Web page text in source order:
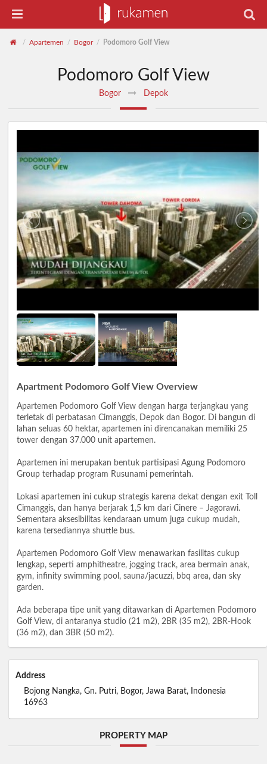
/ Apartemen / Bogor / Podomoro Golf View
Podomoro Golf View
Bogor Depok
Apartment Podomoro Golf View Overview
Apartemen Podomoro Golf View dengan harga terjangkau yang
terletak di perbatasan Cimanggis, Depok dan Bogor. Di bangun di
lahan seluas 60 hektar, apartemen ini direncanakan memiliki 25
tower dengan 37.000 unit apartemen.
Apartemen ini merupakan bentuk partisipasi Agung Podomoro
Group terhadap program Rusunami pemerintah.
Lokasi apartemen ini cukup strategis karena dekat dengan exit Toll
Cimanggis, dan hanya berjarak 1,5 km dari Cinere – Jagorawi.
Sementara aksesibilitas kendaraan umum juga cukup mudah,
karena tersediannya shuttle bus.
Apartemen Podomoro Golf View menawarkan fasilitas cukup
lengkap, seperti amphitheatre, jogging track, area bermain anak,
gym, infinity swimming pool, sauna/jacuzzi, bbq area, dan sky
garden.
Ada beberapa tipe unit yang ditawarkan di Apartemen Podomoro
Golf View, di antaranya studio (21 m2), 2BR (35 m2), 2BR-Hook
(36 m2), dan 3BR (50 m2).
Address
Bojong Nangka, Gn. Putri, Bogor, Jawa Barat, Indonesia
16963
PROPERTY MAP